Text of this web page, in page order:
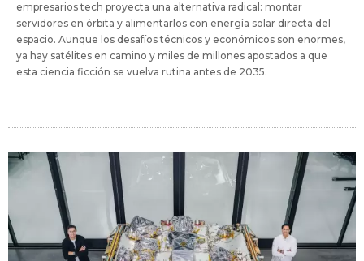
empresarios tech proyecta una alternativa radical: montar
servidores en órbita y alimentarlos con energía solar directa del
espacio. Aunque los desafíos técnicos y económicos son enormes,
ya hay satélites en camino y miles de millones apostados a que
esta ciencia ficción se vuelva rutina antes de 2035.